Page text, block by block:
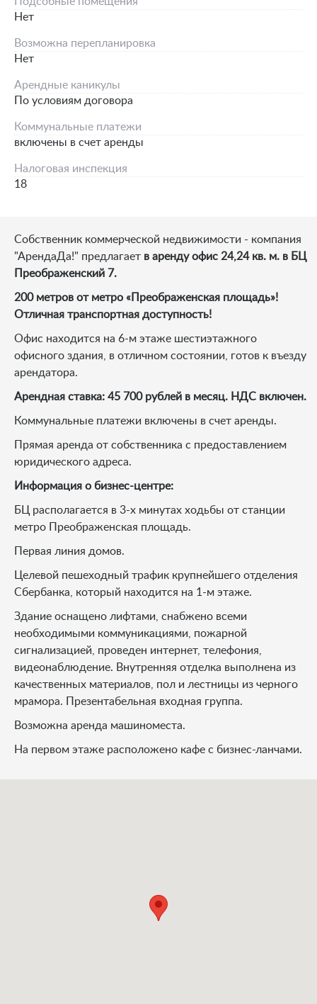
Нет
Возможна перепланировка
Нет
Арендные каникулы
По условиям договора
Коммунальные платежи
включены в счет аренды
Налоговая инспекция
18
Собственник коммерческой недвижимости - компания
"АрендаДа!" предлагает в аренду офис 24,24 кв. м. в БЦ
Преображенский 7.
200 метров от метро «Преображенская площадь»!
Отличная транспортная доступность!
Офис находится на 6-м этаже шестиэтажного
офисного здания, в отличном состоянии, готов к въезду
арендатора.
Арендная ставка: 45 700 рублей в месяц. НДС включен.
Коммунальные платежи включены в счет аренды.
Прямая аренда от собственника с предоставлением
юридического адреса.
Информация о бизнес-центре:
БЦ располагается в 3-х минутах ходьбы от станции
метро Преображенская площадь.
Первая линия домов.
Целевой пешеходный трафик крупнейшего отделения
Сбербанка, который находится на 1-м этаже.
Здание оснащено лифтами, снабжено всеми
необходимыми коммуникациями, пожарной
сигнализацией, проведен интернет, телефония,
видеонаблюдение. Внутренняя отделка выполнена из
качественных материалов, пол и лестницы из черного
мрамора. Презентабельная входная группа.
Возможна аренда машиноместа.
На первом этаже расположено кафе с бизнес-ланчами.